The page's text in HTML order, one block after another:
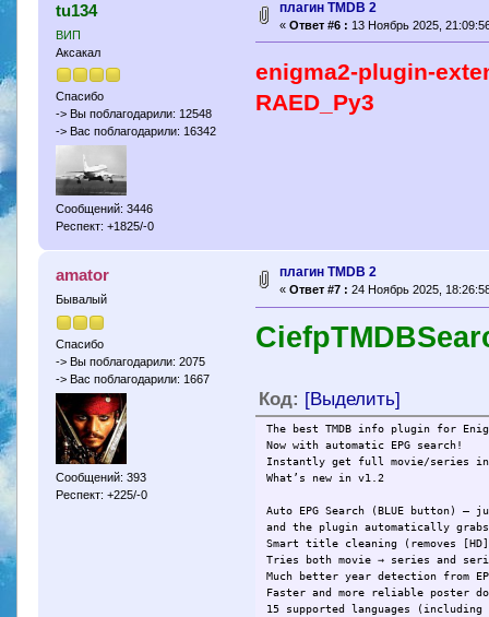
tu134
ВИП
Аксакал
Спасибо
-> Вы поблагодарили: 12548
-> Вас поблагодарили: 16342
Сообщений: 3446
Респект: +1825/-0
плагин TMDB 2
« Ответ #6 : 13 Ноябрь 2025,
enigma2-plugin-
RAED_Py3
amator
Бывалый
Спасибо
-> Вы поблагодарили: 2075
-> Вас поблагодарили: 1667
Сообщений: 393
Респект: +225/-0
плагин TMDB 2
« Ответ #7 : 24 Ноябрь 2025,
Код: [Выделить]
The best TMDB info plugin for
Now with automatic EPG search!
Instantly get full movie/series
What’s new in v1.2
Auto EPG Search (BLUE button) –
and the plugin automatically
Smart title cleaning (removes
Tries both movie → series and
Much better year detection from
Faster and more reliable poster
15 supported languages